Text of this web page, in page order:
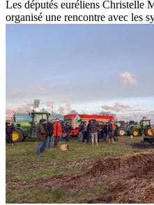
Les députés euréliens Christelle
organisé une rencontre avec les